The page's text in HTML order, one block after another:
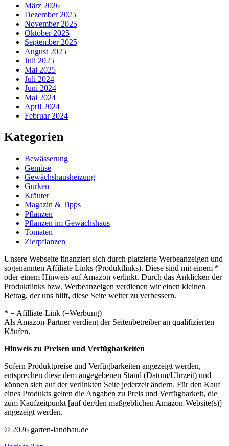
März 2026
Dezember 2025
November 2025
Oktober 2025
September 2025
August 2025
Juli 2025
Mai 2025
Juli 2024
Juni 2024
Mai 2024
April 2024
Februar 2024
Kategorien
Bewässerung
Gemüse
Gewächshausheizung
Gurken
Kräuter
Magazin & Tipps
Pflanzen
Pflanzen im Gewächshaus
Tomaten
Zierpflanzen
Unsere Webseite finanziert sich durch platzierte Werbeanzeigen und
sogenannten Affiliate Links (Produktlinks). Diese sind mit einem *
oder einem Hinweis auf Amazon verlinkt. Durch das Anklicken der
Produktlinks bzw. Werbeanzeigen verdienen wir einen kleinen
Betrag, der uns hilft, diese Seite weiter zu verbessern.
* = Afilliate-Link (=Werbung)
Als Amazon-Partner verdient der Seitenbetreiber an qualifizierten
Käufen.
Hinweis zu Preisen und Verfügbarkeiten
Sofern Produktpreise und Verfügbarkeiten angezeigt werden,
entsprechen diese dem angegebenen Stand (Datum/Uhrzeit) und
können sich auf der verlinkten Seite jederzeit ändern. Für den Kauf
eines Produkts gelten die Angaben zu Preis und Verfügbarkeit, die
zum Kaufzeitpunkt [auf der/den maßgeblichen Amazon-Website(s)]
angezeigt werden.
© 2026 garten-landbau.de